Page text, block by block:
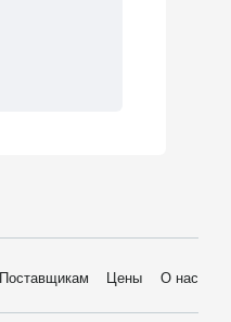
Поставщикам Цены О нас